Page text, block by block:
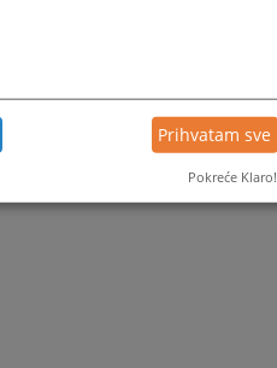
Prihvatam sve
Pokreće Klaro!